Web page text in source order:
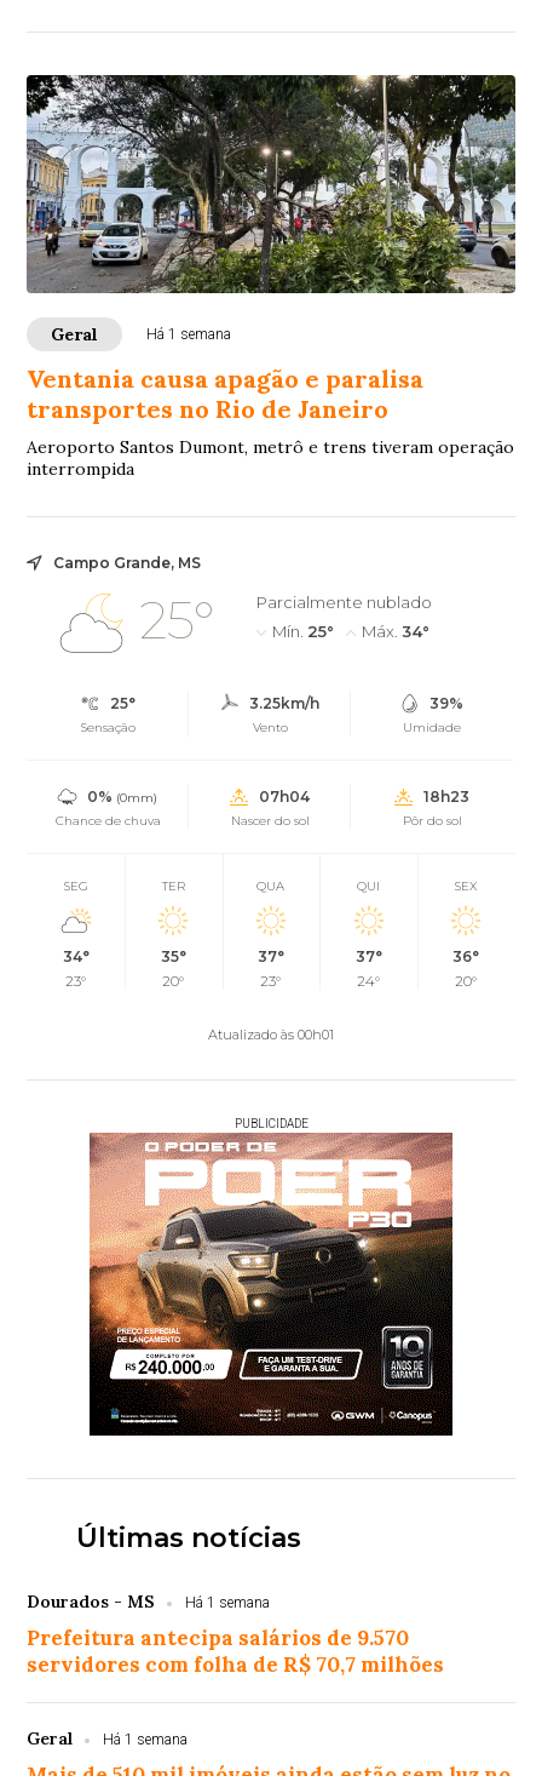
Geral Há 1 semana
Ventania causa apagão e paralisa
transportes no Rio de Janeiro
Aeroporto Santos Dumont, metrô e trens tiveram operação
interrompida
Campo Grande, MS
25°
Parcialmente nublado
Mín. 25° Máx. 34°
25°
Sensação
3.25km/h
Vento
39%
Umidade
0% (0mm)
Chance de chuva
07h04
Nascer do sol
18h23
Pôr do sol
SEG
34°
23°
TER
35°
20°
QUA
37°
23°
QUI
37°
24°
SEX
36°
20°
Atualizado às 00h01
PUBLICIDADE
Últimas notícias
Dourados - MS Há 1 semana
Prefeitura antecipa salários de 9.570
servidores com folha de R$ 70,7 milhões
Geral Há 1 semana